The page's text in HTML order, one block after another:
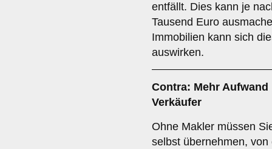
entfällt. Dies kann je
Tausend Euro
Immobilien kann sich
auswirken.
Contra: Mehr
Verkäufer
Ohne Makler müssen
selbst übernehmen,